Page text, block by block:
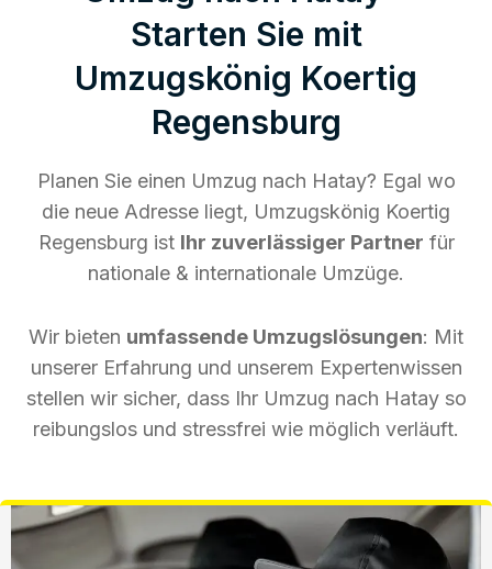
Starten Sie mit
Umzugskönig Koertig
Regensburg
Planen Sie einen Umzug nach Hatay? Egal wo
die neue Adresse liegt, Umzugskönig Koertig
Regensburg ist Ihr zuverlässiger Partner für
nationale & internationale Umzüge.
Wir bieten umfassende Umzugslösungen: Mit
unserer Erfahrung und unserem Expertenwissen
stellen wir sicher, dass Ihr Umzug nach Hatay so
reibungslos und stressfrei wie möglich verläuft.